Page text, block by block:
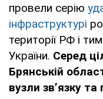
провели серію
інфраструктурі
території РФ і
України. Серед
Брянській
вузли зв’язку